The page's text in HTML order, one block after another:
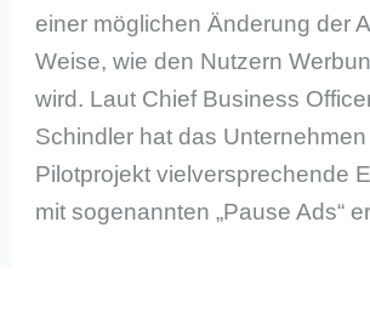
einer möglichen Änderung der
Weise, wie den Nutzern
wird. Laut Chief Business
Schindler hat das
Pilotprojekt vielversprechende
mit sogenannten „Pause Ads“